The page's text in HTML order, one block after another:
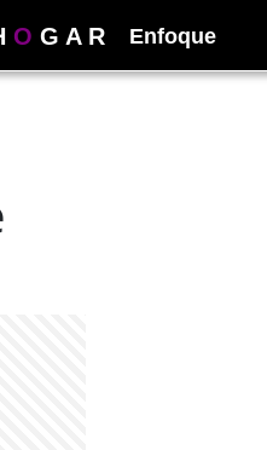
O G A R Enfoque